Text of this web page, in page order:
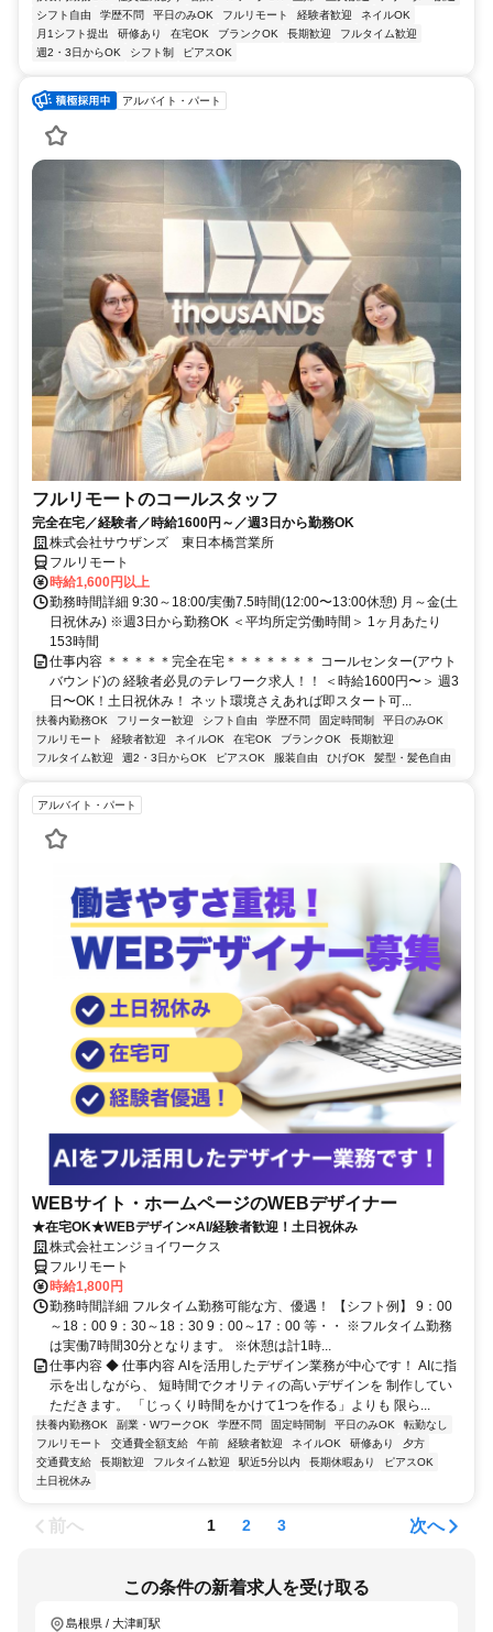
シフト自由
学歴不問 平日のみOK フルリモート 経験者歓迎
ネイルOK
月1シフト提出
研修あり 在宅OK ブランクOK 長期歓迎
フルタイム歓迎
週2・3日からOK
シフト制 ピアスOK
アルバイト・パート
フルリモートのコールスタッフ
完全在宅／経験者／時給1600円～／週3日から勤務OK
株式会社サウザンズ 東日本橋営業所
フルリモート
時給1,600円以上
勤務時間詳細 9:30～18:00/実働7.5時間(12:00〜13:00休憩) 月～金(土
日祝休み) ※週3日から勤務OK ＜平均所定労働時間＞ 1ヶ月あたり
153時間
仕事内容 ＊＊＊＊＊完全在宅＊＊＊＊＊＊＊ コールセンター(アウト
バウンド)の 経験者必見のテレワーク求人！！ ＜時給1600円〜＞ 週3
日〜OK！土日祝休み！ ネット環境さえあれば即スタート可...
扶養内勤務OK フリーター歓迎 シフト自由 学歴不問 固定時間制
平日のみOK
フルリモート
経験者歓迎 ネイルOK 在宅OK ブランクOK
長期歓迎
フルタイム歓迎
週2・3日からOK ピアスOK 服装自由 ひげOK 髪型・髪色自由
アルバイト・パート
WEBサイト・ホームページのWEBデザイナー
★在宅OK★WEBデザイン×AI/経験者歓迎！土日祝休み
株式会社エンジョイワークス
フルリモート
時給1,800円
勤務時間詳細 フルタイム勤務可能な方、優遇！ 【シフト例】 9：00
～18：00 9：30～18：30 9：00～17：00 等・・ ※フルタイム勤務
は実働7時間30分となります。 ※休憩は計1時...
仕事内容 ◆ 仕事内容 AIを活用したデザイン業務が中心です！ AIに指
示を出しながら、 短時間でクオリティの高いデザインを 制作してい
ただきます。 「じっくり時間をかけて1つを作る」よりも 限ら...
扶養内勤務OK 副業・WワークOK 学歴不問 固定時間制 平日のみOK
転勤なし
フルリモート
交通費全額支給 午前 経験者歓迎 ネイルOK 研修あり
夕方
交通費支給
長期歓迎 フルタイム歓迎 駅近5分以内 長期休暇あり
ピアスOK
土日祝休み
前へ 1 2 3 次へ
この条件の新着求人を受け取る
島根県 / 大津町駅